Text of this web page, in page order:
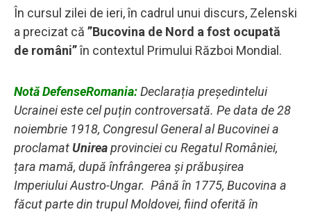
În cursul zilei de ieri, în cadrul unui discurs, Zelenski
a precizat că ”Bucovina de Nord a fost ocupată
de români”în contextul Primului Război Mondial.
Notă DefenseRomania:Declarația președintelui
Ucrainei este cel puțin controversată. Pe data de 28
noiembrie 1918, Congresul General al Bucovinei a
proclamatUnireaprovinciei cu Regatul României,
țara mamă, după înfrângerea și prăbușirea
Imperiului Austro-Ungar. Până în 1775, Bucovina a
făcut parte din trupul Moldovei, fiind oferită în